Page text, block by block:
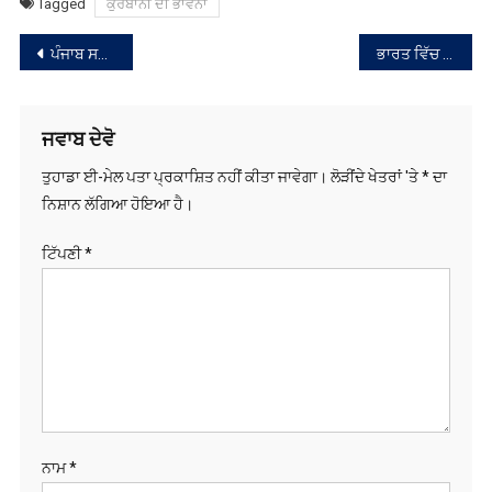
ਜਵਾਬ ਦੇਵੋ
ਤੁਹਾਡਾ ਈ-ਮੇਲ ਪਤਾ ਪ੍ਰਕਾਸ਼ਿਤ ਨਹੀਂ ਕੀਤਾ ਜਾਵੇਗਾ। ਲੋੜੀਂਦੇ ਖੇਤਰਾਂ 'ਤੇ*ਦਾ
ਟਿੱਪਣੀ *